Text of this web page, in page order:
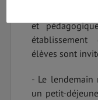
et
établissement
élèves sont
- Le lendemain
un petit-